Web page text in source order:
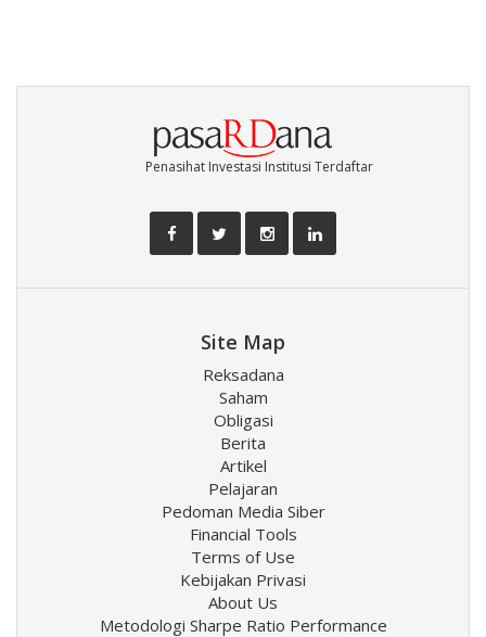
Penasihat Investasi Institusi Terdaftar
Site Map
Reksadana
Saham
Obligasi
Berita
Artikel
Pelajaran
Pedoman Media Siber
Financial Tools
Terms of Use
Kebijakan Privasi
About Us
Metodologi Sharpe Ratio Performance